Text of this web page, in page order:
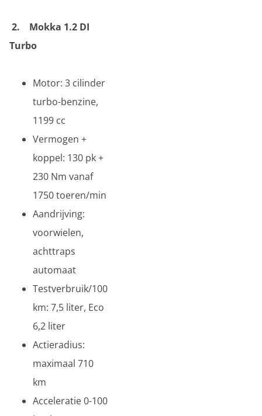
2. Mokka 1.2 DI
Turbo
Motor: 3 cilinder
turbo-benzine,
1199 cc
Vermogen +
koppel: 130 pk +
230 Nm vanaf
1750 toeren/min
Aandrijving:
voorwielen,
achttraps
automaat
Testverbruik/100
km: 7,5 liter, Eco
6,2 liter
Actieradius:
maximaal 710
km
Acceleratie 0-100